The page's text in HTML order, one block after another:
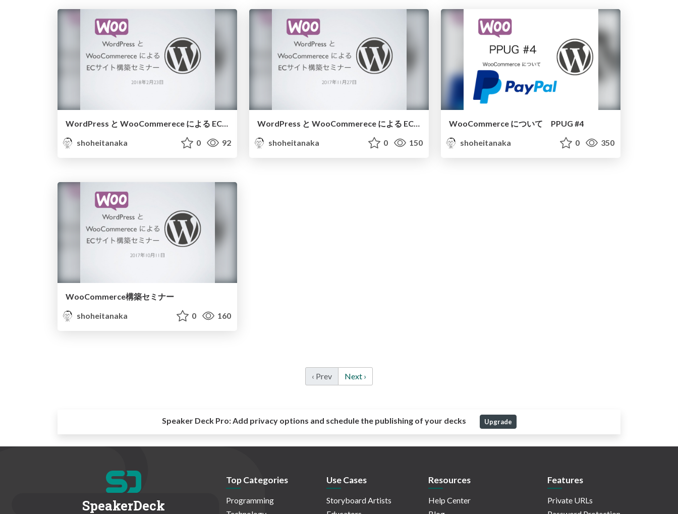
WordPress と WooCommerece による ECサイト構築セミナー
shoheitanaka
0 92
WordPress と WooCommerece による ECサイト構築セミナー 2017年11月27日
shoheitanaka
0 150
WooCommerce について PPUG #4
shoheitanaka
0 350
WooCommerce構築セミナー
shoheitanaka
0 160
‹ Prev Next ›
Speaker Deck Pro:Add privacy options and schedule the publishing of your decks Upgrade
SpeakerDeck
Top Categories
Programming
Use Cases
Storyboard Artists
Resources
Help Center
Features
Private URLs